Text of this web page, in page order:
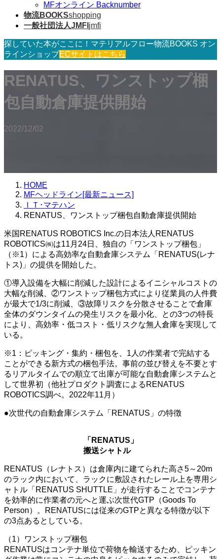
MFオンライン Backnumber
物流BOOKSshopping
一般社団法人JMFI jmfi
探していた本がここに！マテリアルフロー物流BOOKS オン
ラインショップECサイトはこちら
RENATUS、ワンストップ梱
包自動倉庫提供開始
2022/12/02
HOME
MFヘッドライン[最新ニュース]
ＩＴ･マテハン
RENATUS、ワンストップ梱包自動倉庫提供開始
米国RENATUS ROBOTICS Inc.の日本法人RENATUS
ROBOTICS㈱は11月24日、独自の「ワンストップ梱包」
（※1）による高効率な自動倉庫システム「RENATUS(レナ
トス)」の提供を開始した。
①導入設備を大幅に削減した設計によるイニシャルコストの
大幅な削減、②ワンストップ梱包方式により従業員の人件費
が最大で1/3に削減、③故障リスクを分散させることで倉庫
全体のダウンタイムの発生リスクを最小化、との3つの特長
により、高効率・低コスト・低リスクな無人倉庫を実現して
いる。
※1：ピッキング・集約・梱包を、1人の作業者で完結する
ことができる新方式の梱包手法。事前の並び替えを不要とす
るリアルタイムでの順立て出庫が可能な自動倉庫システムと
して世界初（他社プロダクト調査によるRENATUS
ROBOTICS調べ。2022年11月）
●次世代の自動倉庫システム「RENATUS」の特徴
「RENATUS」
搬送シャトル
RENATUS（レナトス）は倉庫内に建てられた高さ5～20m
のラック内において、ラックに敷設されたレール上を専用シ
ャトル「RENATUS SHUTTLE」が走行することでコンテナ
を効率的に作業者の元へと運ぶ次世代GTP（Goods To
Person）。RENATUSには従来のGTPと異なる特徴が以下
の3点あるとしている。
（1）ワンストップ梱包
RENATUSはコンテナ単位で荷物を輸送するため、ピッキン